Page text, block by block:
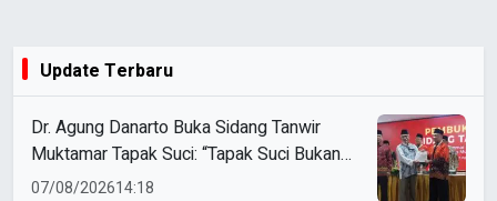
Update Terbaru
Dr. Agung Danarto Buka Sidang Tanwir
Muktamar Tapak Suci: “Tapak Suci Bukan
Organisasi Ko Ping Ho dan Dracin”
07/08/202614:18